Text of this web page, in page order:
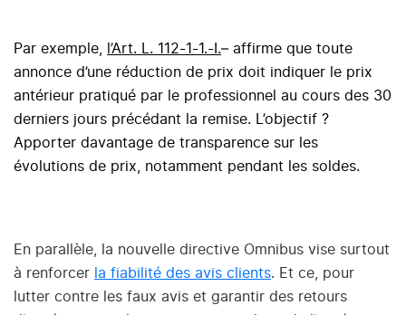
Par exemple, l’Art. L. 112-1-1.-I.– affirme que toute
annonce d’une réduction de prix doit indiquer le prix
antérieur pratiqué par le professionnel au cours des 30
derniers jours précédant la remise. L’objectif ?
Apporter davantage de transparence sur les
évolutions de prix, notamment pendant les soldes.
En parallèle, la nouvelle directive Omnibus vise surtout
à renforcer la fiabilité des avis clients. Et ce, pour
lutter contre les faux avis et garantir des retours